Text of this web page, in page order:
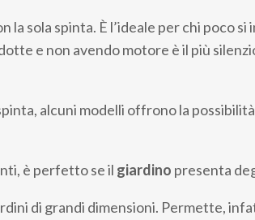
la sola spinta. È l’ideale per chi poco
e non avendo motore è il più
alcuni modelli offrono la
è perfetto se il giardino presenta
di grandi dimensioni. Permette,